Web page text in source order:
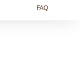
FAQ